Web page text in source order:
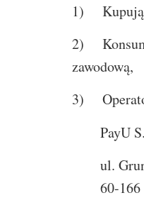
1)
2)
zawodową,
3)
PayU
ul.
60-166